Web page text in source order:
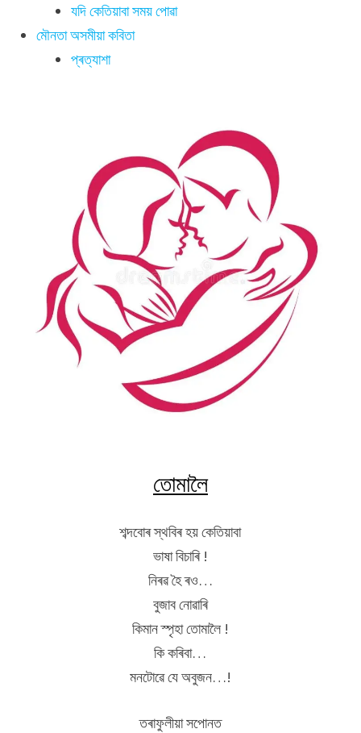
যদি কেতিয়াবা সময় পোৱা
মৌনতা অসমীয়া কবিতা
প্ৰত্যাশা
তোমালৈ
শব্দবোৰ স্থবিৰ হয় কেতিয়াবা
ভাষা বিচাৰি !
নিৰৱ হৈ ৰও…
বুজাব নোৱাৰি
কিমান স্পৃহা তোমালৈ !
কি কৰিবা…
মনটোৱে যে অবুজন…!
তৰাফুলীয়া সপোনত